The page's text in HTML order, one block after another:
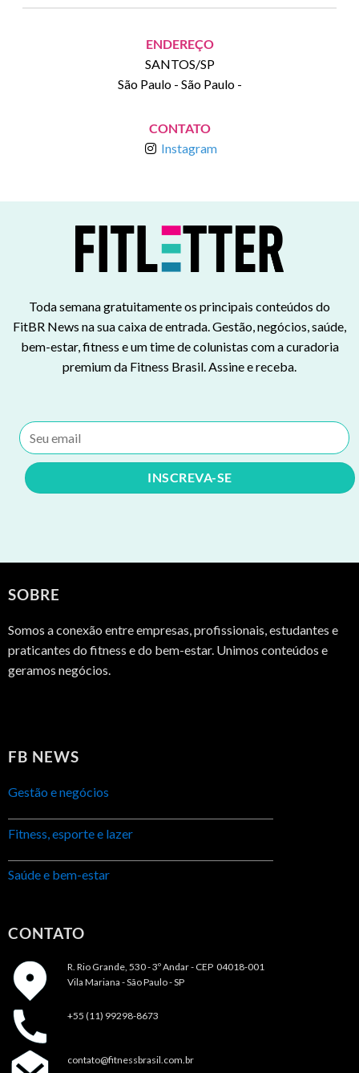
ENDEREÇO
SANTOS/SP
São Paulo- São Paulo-
CONTATO
Instagram
Toda semana gratuitamente os principais conteúdos do
FitBR News na sua caixa de entrada. Gestão, negócios, saúde,
bem-estar, fitness e um time de colunistas com a curadoria
premium da Fitness Brasil. Assine e receba.
SOBRE
Somos a conexão entre empresas, profissionais, estudantes e
praticantes do fitness e do bem-estar. Unimos conteúdos e
geramos negócios.
FB NEWS
Gestão e negócios
Fitness, esporte e lazer
Saúde e bem-estar
CONTATO
R. Rio Grande, 530 - 3º Andar - CEP 04018-001
Vila Mariana - São Paulo - SP
+55 (11) 99298-8673
contato@fitnessbrasil.com.br